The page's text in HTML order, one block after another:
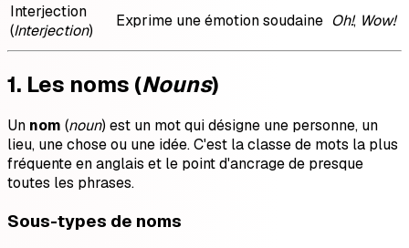
Interjection
(Interjection)
Exprime une émotion soudaine Oh!, Wow!
1. Les noms (Nouns)
Un nom (noun) est un mot qui désigne une personne, un
lieu, une chose ou une idée. C'est la classe de mots la plus
fréquente en anglais et le point d'ancrage de presque
toutes les phrases.
Sous-types de noms